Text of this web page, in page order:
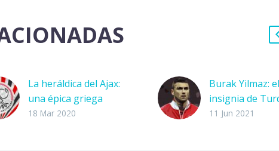
La heráldica del Ajax:
una épica griega
Se conoce al club Ajax
18 Mar 2020
Burak Yilmaz:
insignia de
Burak Yilmaz
11 Jun 2021